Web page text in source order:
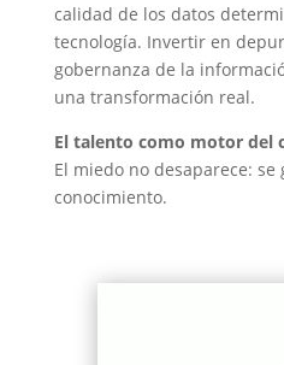
calidad de los datos
tecnología. Invertir en
gobernanza de la
una transformación real.
El talento como motor del
El miedo no desaparece: se
conocimiento.